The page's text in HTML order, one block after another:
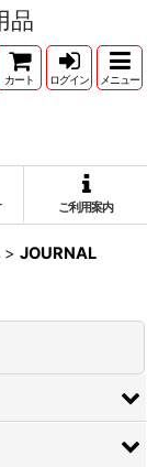
品
カート ログイン メニュー
ご利用案内
> JOURNAL